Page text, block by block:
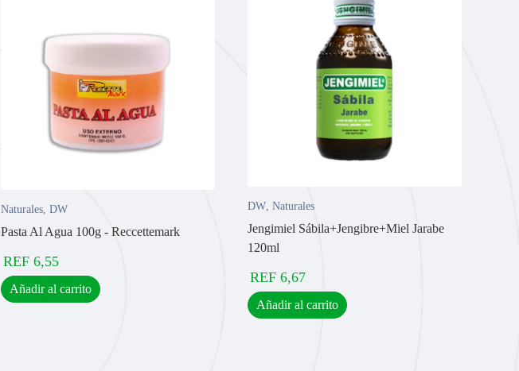
Naturales, DW
Pasta Al Agua 100g - Reccettemark
REF 6,55
Añadir al carrito
DW, Naturales
Jengimiel Sábila+Jengibre+Miel Jarabe
120ml
REF 6,67
Añadir al carrito